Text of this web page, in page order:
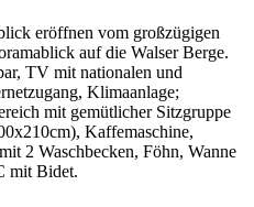
eröffnen vom großzügigen
auf die Walser Berge.
TV mit nationalen und
Klimaanlage;
mit gemütlicher Sitzgruppe
Kaffemaschine,
2 Waschbecken, Föhn, Wanne
mit Bidet.